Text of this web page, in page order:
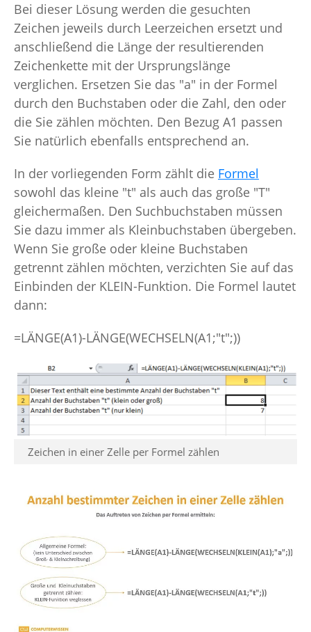
Bei dieser Lösung werden die gesuchten
Zeichen jeweils durch Leerzeichen ersetzt und
anschließend die Länge der resultierenden
Zeichenkette mit der Ursprungslänge
verglichen. Ersetzen Sie das "a" in der Formel
durch den Buchstaben oder die Zahl, den oder
die Sie zählen möchten. Den Bezug A1 passen
Sie natürlich ebenfalls entsprechend an.
In der vorliegenden Form zählt die Formel
sowohl das kleine "t" als auch das große "T"
gleichermaßen. Den Suchbuchstaben müssen
Sie dazu immer als Kleinbuchstaben übergeben.
Wenn Sie große oder kleine Buchstaben
getrennt zählen möchten, verzichten Sie auf das
Einbinden der KLEIN-Funktion. Die Formel lautet
dann:
=LÄNGE(A1)-LÄNGE(WECHSELN(A1;"t";))
Zeichen in einer Zelle per Formel zählen